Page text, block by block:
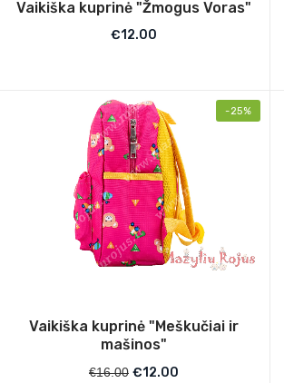
Vaikiška kuprinė "Žmogus Voras"
€12.00
-25%
Vaikiška kuprinė "Meškučiai ir
mašinos"
€16.00 €12.00